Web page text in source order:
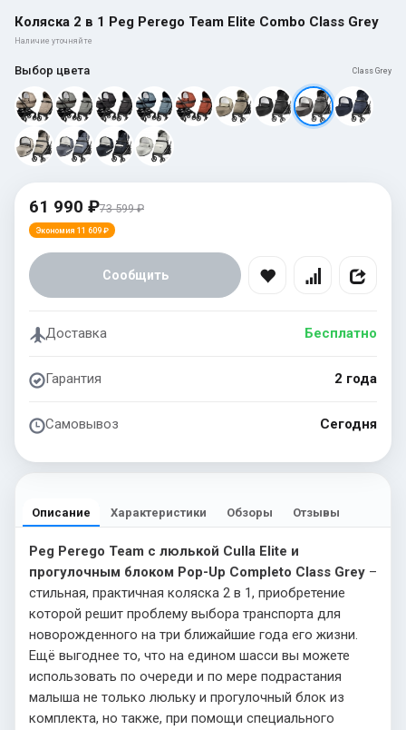
Коляска 2 в 1 Peg Perego Team Elite Combo Class Grey
Наличие уточняйте
Выбор цвета Class Grey
61 990 ₽73 599 ₽
Экономия 11 609 ₽
Сообщить
Доставка Бесплатно
Гарантия 2 года
Самовывоз Сегодня
Описание Характеристики Обзоры Отзывы
Peg Perego Team с люлькой Culla Elite и
прогулочным блоком Pop-Up Completo Class Grey –
стильная, практичная коляска 2 в 1, приобретение
которой решит проблему выбора транспорта для
новорожденного на три ближайшие года его жизни.
Ещё выгоднее то, что на едином шасси вы можете
использовать по очереди и по мере подрастания
малыша не только люльку и прогулочный блок из
комплекта, но также, при помощи специального